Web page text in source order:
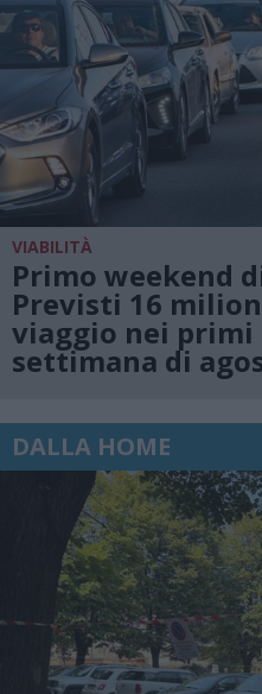
VIABILITÀ
Primo weekend
Previsti 16
viaggio nei primi
settimana di
DALLA HOME